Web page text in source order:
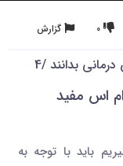
گزارش 0
اس مفید
باید با توجه به